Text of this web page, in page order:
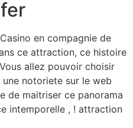
en compagnie de
ce attraction, ce histoire
allez pouvoir choisir
notoriete sur le web
de maitriser ce panorama
intemporelle , ! attraction